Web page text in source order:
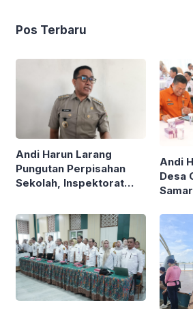
Pos Terbaru
Andi Harun Larang
Pungutan Perpisahan
Sekolah, Inspektorat
Andi
Desa
Data